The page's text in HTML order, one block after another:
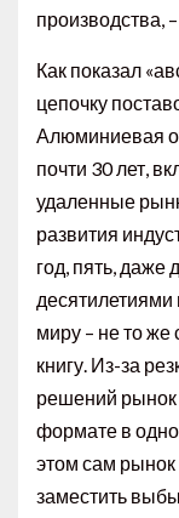
производства,
Как показал
цепочку
Алюминиевая
почти 30 лет,
удаленные
развития
год, пять, даже
миру – не то же
книгу. Из-за
решений
формате в
этом сам
заместить